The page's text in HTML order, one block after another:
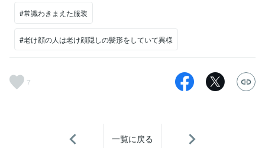
#常識わきまえた服装
#老け顔の人は老け顔隠しの髪形をしていて異様
7
一覧に戻る